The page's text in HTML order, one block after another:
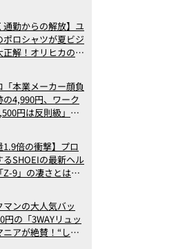
通勤からの解放】ユ
ポロシャツが夏ビジ
正解！オリヒカの透
「本業メーカー顔負
の4,990円、ワーク
円は反則級」凄
年6月版）
1.9倍の衝撃】プロ
るSHOEIの最新ヘル
Z-9」の凄さとは？
マンの大人気バッ
円の「3WAYリュッ
ニアが絶賛！“しご